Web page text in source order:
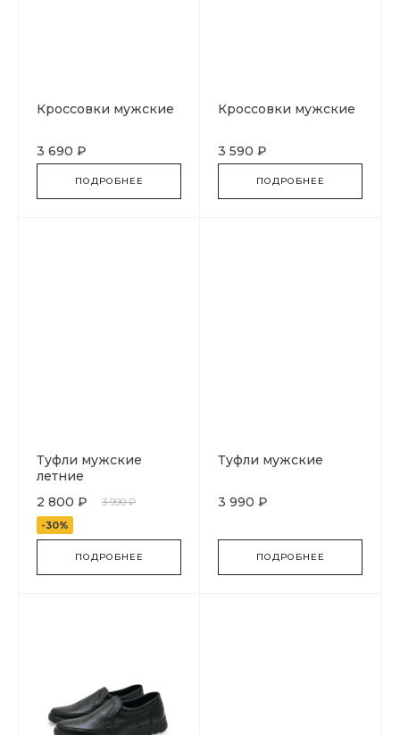
Кроссовки мужские
3 690 ₽
ПОДРОБНЕЕ
Кроссовки мужские
3 590 ₽
ПОДРОБНЕЕ
Туфли мужские
летние
2 800 ₽
3 990 ₽
-30%
ПОДРОБНЕЕ
Туфли мужские
3 990 ₽
ПОДРОБНЕЕ